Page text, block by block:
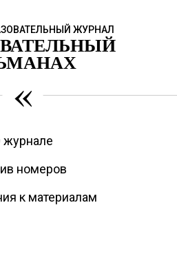
ЖУРНАЛ
«
журнале
номеров
к материалам